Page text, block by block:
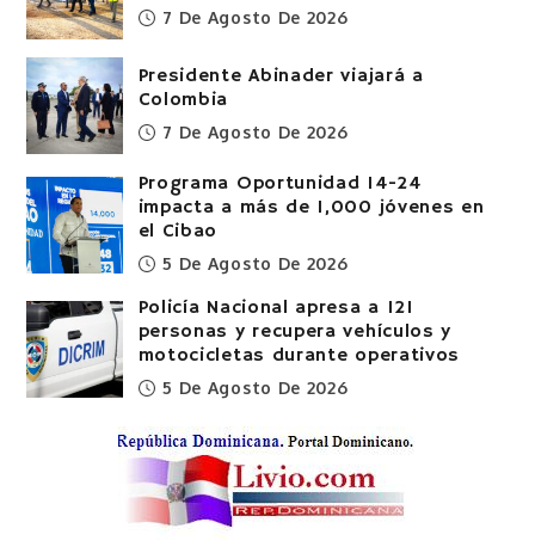
7 De Agosto De 2026
Presidente Abinader viajará a
Colombia
7 De Agosto De 2026
Programa Oportunidad 14-24
impacta a más de 1,000 jóvenes en
el Cibao
5 De Agosto De 2026
Policía Nacional apresa a 121
personas y recupera vehículos y
motocicletas durante operativos
5 De Agosto De 2026